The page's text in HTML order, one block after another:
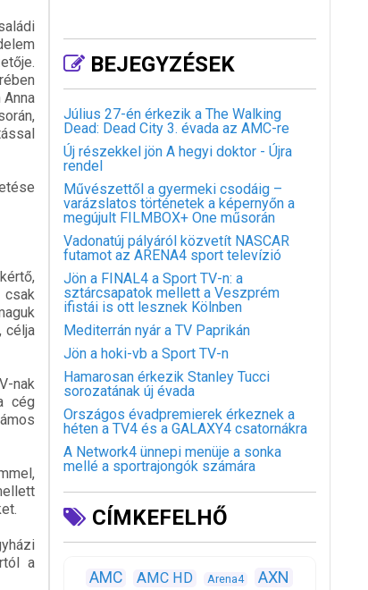
csak
célja
nak
cég
a
BEJEGYZÉSEK
Július 27-én érkezik a The Walking
Dead: Dead City 3. évada az AMC-re
Új részekkel jön A hegyi doktor - Újra
rendel
Művészettől a gyermeki csodáig –
varázslatos történetek a képernyőn a
megújult FILMBOX+ One műsorán
Vadonatúj pályáról közvetít NASCAR
futamot az ARENA4 sport televízió
Jön a FINAL4 a Sport TV-n: a
sztárcsapatok mellett a Veszprém
ifistái is ott lesznek Kölnben
Mediterrán nyár a TV Paprikán
Jön a hoki-vb a Sport TV-n
Hamarosan érkezik Stanley Tucci
sorozatának új évada
Országos évadpremierek érkeznek a
héten a TV4 és a GALAXY4 csatornákra
A Network4 ünnepi menüje a sonka
mellé a sportrajongók számára
CÍMKEFELHŐ
AMC AMC HD Arena4
AXN